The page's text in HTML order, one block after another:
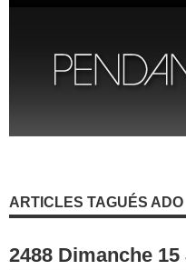
ARTICLES TAGUÉS ADO
2488 Dimanche